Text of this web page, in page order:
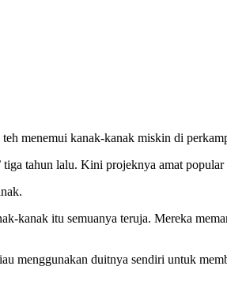
menemui kanak-kanak miskin di
tahun lalu. Kini projeknya amat
kanak itu semuanya teruja. Mereka
menggunakan duitnya sendiri untuk